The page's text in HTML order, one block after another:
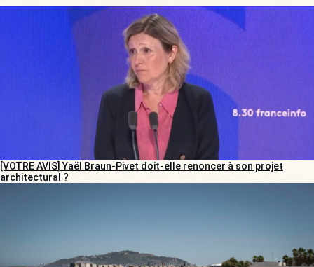
[VOTRE AVIS] Yaël Braun-Pivet doit-elle renoncer à son projet
architectural ?